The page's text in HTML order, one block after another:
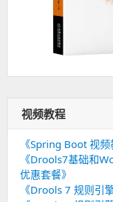
视频教程
《Spring Boot 视频
《Drools7基础和
优惠套餐》
《Drools 7 规则引